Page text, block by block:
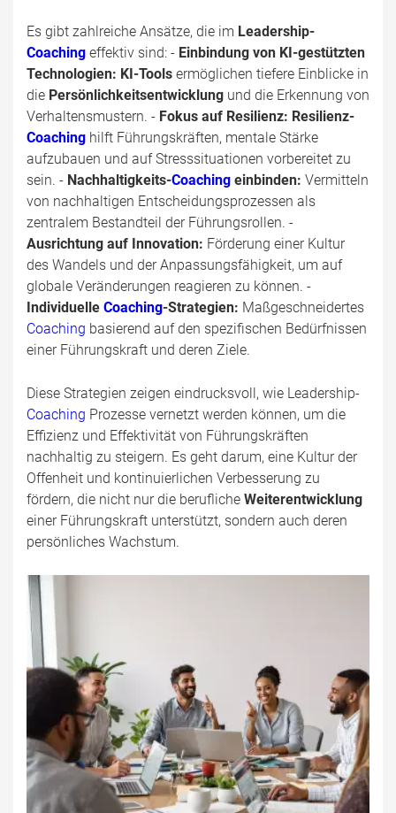
Es gibt zahlreiche Ansätze, die im Leadership-
Coaching effektiv sind: - Einbindung von KI-gestützten
Technologien: KI-Tools ermöglichen tiefere Einblicke in
die Persönlichkeitsentwicklung und die Erkennung von
Verhaltensmustern. - Fokus auf Resilienz: Resilienz-
Coaching hilft Führungskräften, mentale Stärke
aufzubauen und auf Stresssituationen vorbereitet zu
sein. - Nachhaltigkeits-Coaching einbinden: Vermitteln
von nachhaltigen Entscheidungsprozessen als
zentralem Bestandteil der Führungsrollen. -
Ausrichtung auf Innovation: Förderung einer Kultur
des Wandels und der Anpassungsfähigkeit, um auf
globale Veränderungen reagieren zu können. -
Individuelle Coaching-Strategien: Maßgeschneidertes
Coaching basierend auf den spezifischen Bedürfnissen
einer Führungskraft und deren Ziele.
Diese Strategien zeigen eindrucksvoll, wie Leadership-
Coaching Prozesse vernetzt werden können, um die
Effizienz und Effektivität von Führungskräften
nachhaltig zu steigern. Es geht darum, eine Kultur der
Offenheit und kontinuierlichen Verbesserung zu
fördern, die nicht nur die berufliche Weiterentwicklung
einer Führungskraft unterstützt, sondern auch deren
persönliches Wachstum.